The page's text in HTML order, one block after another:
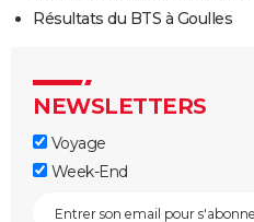
Résultats du BTS à Goulles
NEWSLETTERS
Voyage
Week-End